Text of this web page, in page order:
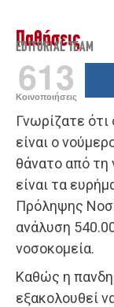
Παθήσεις
EDITORIAL TEAM
613
Κοινοποιήσεις
Γνωρίζατε
είναι ο
θάνατο από τη
είναι τα
Πρόληψης
ανάλυση
νοσοκομεία.
Καθώς η
εξακολουθεί